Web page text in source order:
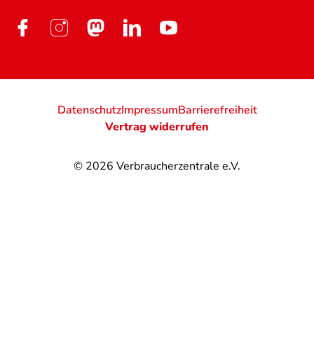
© 2026 Verbraucherzentrale e.V.
DatenschutzImpressumBarrierefreiheit
Vertrag widerrufen